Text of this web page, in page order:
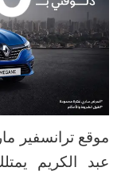
موقع ترانسفير
عبد الكريم